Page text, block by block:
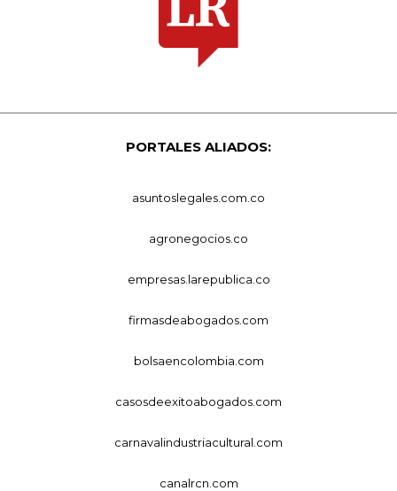
PORTALES ALIADOS:
asuntoslegales.com.co
agronegocios.co
empresas.larepublica.co
firmasdeabogados.com
bolsaencolombia.com
casosdeexitoabogados.com
carnavalindustriacultural.com
canalrcn.com